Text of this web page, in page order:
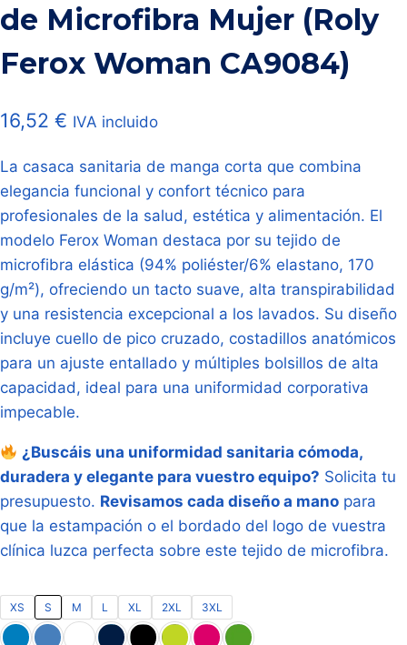
de Microfibra Mujer (Roly
Ferox Woman CA9084)
16,52 € IVA incluido
La casaca sanitaria de manga corta que combina
elegancia funcional y confort técnico para
profesionales de la salud, estética y alimentación. El
modelo Ferox Woman destaca por su tejido de
microfibra elástica (94% poliéster/6% elastano, 170
g/m²), ofreciendo un tacto suave, alta transpirabilidad
y una resistencia excepcional a los lavados. Su diseño
incluye cuello de pico cruzado, costadillos anatómicos
para un ajuste entallado y múltiples bolsillos de alta
capacidad, ideal para una uniformidad corporativa
impecable.
¿Buscáis una uniformidad sanitaria cómoda,
duradera y elegante para vuestro equipo? Solicita tu
presupuesto. Revisamos cada diseño a mano para
que la estampación o el bordado del logo de vuestra
clínica luzca perfecta sobre este tejido de microfibra.
XS S M L XL 2XL 3XL